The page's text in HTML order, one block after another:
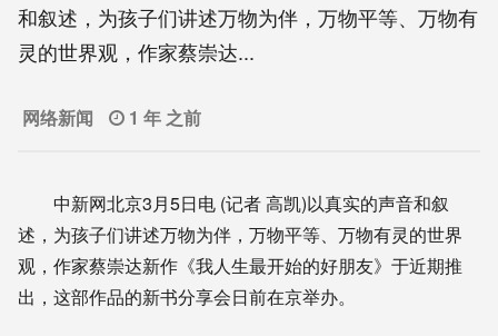
和叙述，为孩子们讲述万物为伴，万物平等、万物有
灵的世界观，作家蔡崇达...
网络新闻 1 年 之前
中新网北京3月5日电 (记者 高凯)以真实的声音和叙
述，为孩子们讲述万物为伴，万物平等、万物有灵的世界
观，作家蔡崇达新作《我人生最开始的好朋友》于近期推
出，这部作品的新书分享会日前在京举办。